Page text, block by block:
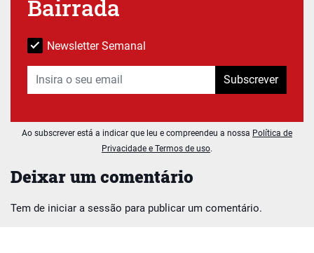
Deixar um comentário
Tem de iniciar a sessão para publicar um comentário.
Bairrada
Newsletter Semanal
Subscrever
Ao subscrever está a indicar que leu e compreendeu a nossa Política de
Privacidade e Termos de uso.